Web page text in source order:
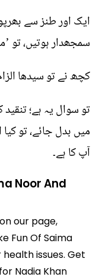
ایک اور طنز سے
سمجھدار ہوتیں، تو
کچھ نے تو سیدھا
تو سوال یہ ہے؛
میں بدل جائے، تو
آپ کا ہے۔
Noor And
our page,
Fun Of Saima
issues. Get
Nadia Khan